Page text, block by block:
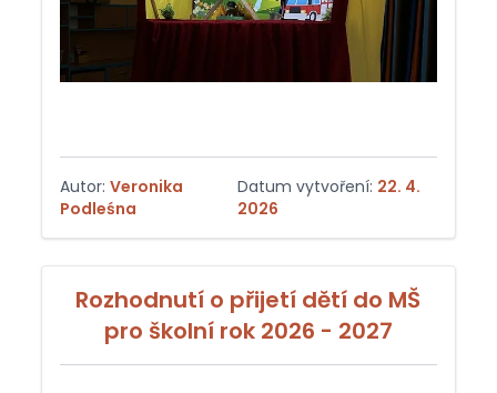
Autor: Veronika
Podleśna
Datum vytvoření: 22. 4.
2026
Rozhodnutí o přijetí dětí do MŠ
pro školní rok 2026 - 2027